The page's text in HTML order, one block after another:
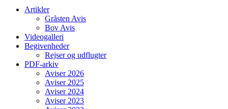
Artikler
Gråsten Avis
Bov Avis
Videogalleri
Begivenheder
Rejser og udflugter
PDF-arkiv
Aviser 2026
Aviser 2025
Aviser 2024
Aviser 2023